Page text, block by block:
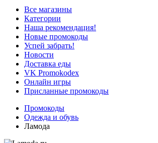
Все магазины
Категории
Наша рекомендация!
Новые промокоды
Успей забрать!
Новости
Доставка еды
VK Promokodex
Онлайн игры
Присланные промокоды
Промокоды
Одежда и обувь
Ламода